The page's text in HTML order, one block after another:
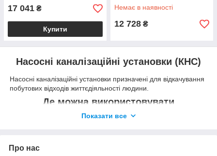
17 041 ₴
Купити
Немає в наявності
12 728 ₴
Насосні каналізаційні установки (КНС)
Насосні каналізаційні установки призначені для відкачування
побутових відходів життєдіяльності людини.
Де можна використовувати
каналізаційну установку?:
Показати все
Про нас